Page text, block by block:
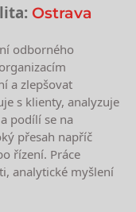
Ostrava
odborného
a zlepšovat
s klienty, analyzuje
podílí se na
přesah napříč
řízení. Práce
analytické myšlení